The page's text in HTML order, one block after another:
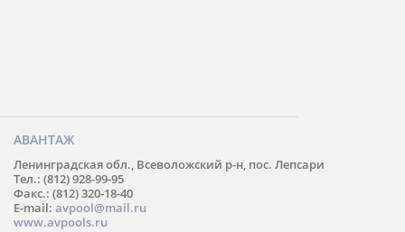
АВАНТАЖ
Ленинградская обл., Всеволожский р-н, пос. Лепсари
Тел.: (812) 928-99-95
Факс.: (812) 320-18-40
E-mail: avpool@mail.ru
www.avpools.ru